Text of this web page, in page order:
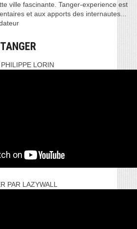
ville fascinante. Tanger-experience est
et aux apports des internautes...
LORIN
PAR LAZYWALL